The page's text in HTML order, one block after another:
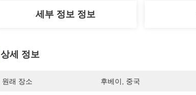
세부 정보 정보
상세 정보
원래 장소 후베이, 중국